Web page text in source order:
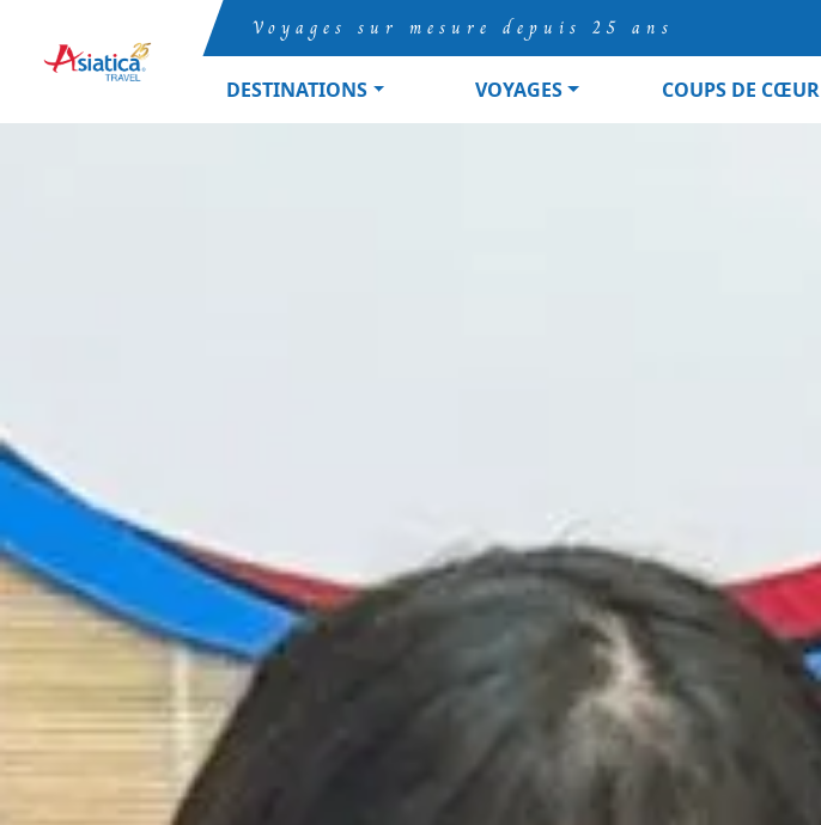
Voyages sur mesure depuis 25 ans
DESTINATIONS VOYAGES COUPS DE CŒUR